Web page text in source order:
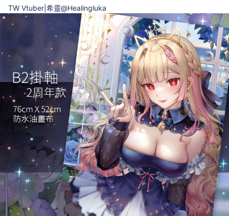
TW Vtuber|希靈@Healingluka